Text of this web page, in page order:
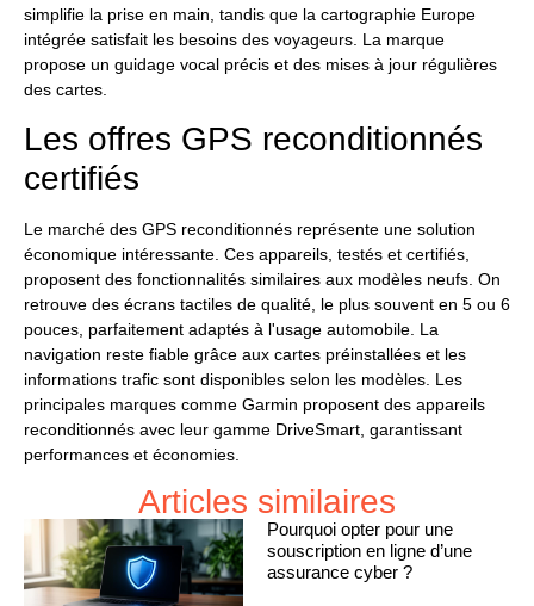
simplifie la prise en main, tandis que la cartographie Europe
intégrée satisfait les besoins des voyageurs. La marque
propose un guidage vocal précis et des mises à jour régulières
des cartes.
Les offres GPS reconditionnés
certifiés
Le marché des GPS reconditionnés représente une solution
économique intéressante. Ces appareils, testés et certifiés,
proposent des fonctionnalités similaires aux modèles neufs. On
retrouve des écrans tactiles de qualité, le plus souvent en 5 ou 6
pouces, parfaitement adaptés à l'usage automobile. La
navigation reste fiable grâce aux cartes préinstallées et les
informations trafic sont disponibles selon les modèles. Les
principales marques comme Garmin proposent des appareils
reconditionnés avec leur gamme DriveSmart, garantissant
performances et économies.
Articles similaires
Pourquoi opter pour une
souscription en ligne d’une
assurance cyber ?